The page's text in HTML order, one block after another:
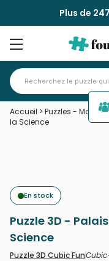
Plus de
Accueil > Puzzles -
la Science
En stock
Puzzle 3D -
Science
Puzzle 3D Cubic Fun